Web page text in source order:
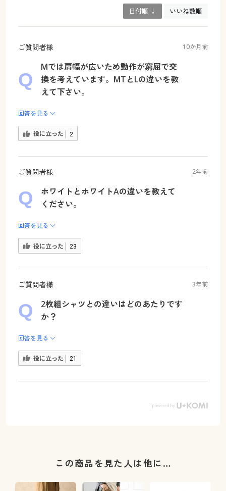
日付順 ↓ いいね数順
ご質問者様 10か月前
Mでは肩幅が広いため動作が窮屈で交
換を考えています。MTとLの違いを教
えて下さい。
回答を見る
役に立った 2
ご質問者様 2年前
ホワイトとホワイトAの違いを教えて
ください。
回答を見る
役に立った 23
ご質問者様 3年前
2枚組シャツとの違いはどのあたりです
か？
回答を見る
役に立った 21
この商品を見た人は他に…